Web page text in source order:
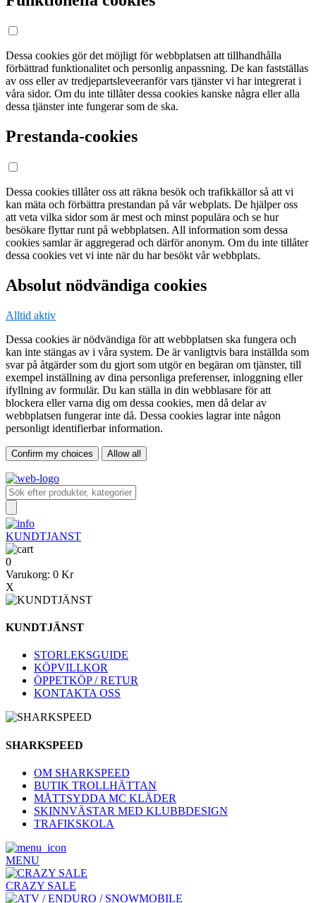
Dessa cookies gör det möjligt för webbplatsen att tillhandhålla
förbättrad funktionalitet och personlig anpassning. De kan fastställas
av oss eller av tredjepartsleveeranför vars tjänster vi har integrerat i
våra sidor. Om du inte tillåter dessa cookies kanske några eller alla
dessa tjänster inte fungerar som de ska.
Prestanda-cookies
Dessa cookies tillåter oss att räkna besök och trafikkällor så att vi
kan mäta och förbättra prestandan på vår webplats. De hjälper oss
att veta vilka sidor som är mest och minst populära och se hur
besökare flyttar runt på webbplatsen. All information som dessa
cookies samlar är aggregerad och därför anonym. Om du inte tillåter
dessa cookies vet vi inte när du har besökt vår webbplats.
Absolut nödvändiga cookies
Alltid aktiv
Dessa cookies är nödvändiga för att webbplatsen ska fungera och
kan inte stängas av i våra system. De är vanligtvis bara inställda som
svar på åtgärder som du gjort som utgör en begäran om tjänster, till
exempel inställning av dina personliga preferenser, inloggning eller
ifyllning av formulär. Du kan ställa in din webblasare för att
blockera eller varna dig om dessa cookies, men då delar av
webbplatsen fungerar inte då. Dessa cookies lagrar inte någon
personligt identifierbar information.
Confirm my choices Allow all
KUNDTJANST
0
Varukorg: 0 Kr
X
KUNDTJÄNST
STORLEKSGUIDE
KÖPVILLKOR
ÖPPETKÖP / RETUR
KONTAKTA OSS
SHARKSPEED
OM SHARKSPEED
BUTIK TROLLHÄTTAN
MÅTTSYDDA MC KLÄDER
SKINNVÄSTAR MED KLUBBDESIGN
TRAFIKSKOLA
MENU
CRAZY SALE